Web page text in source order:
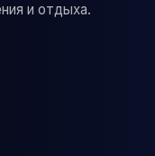
и отдыха.